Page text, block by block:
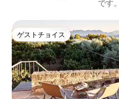
です。
ゲストチョイス
ゲストチョイス